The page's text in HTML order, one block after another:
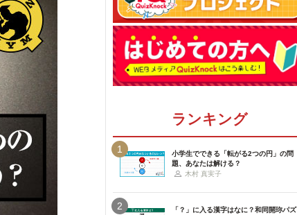
ランキング
1
小学生でできる「転がる2つの円」の問
題、あなたは解ける？
木村 真実子
2
「？」に入る漢字はなに？和同開珎パズ